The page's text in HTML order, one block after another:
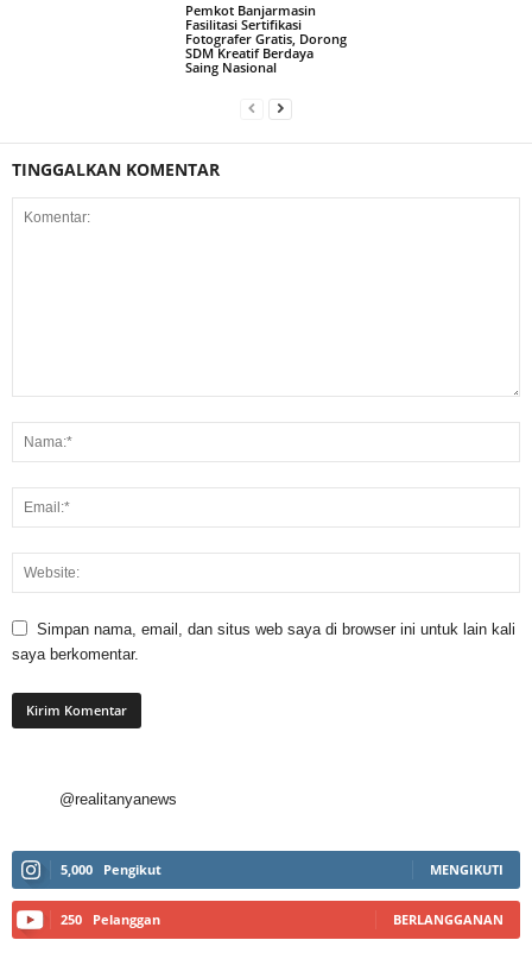
Pemkot Banjarmasin
Fasilitasi Sertifikasi
Fotografer Gratis, Dorong
SDM Kreatif Berdaya
Saing Nasional
TINGGALKAN KOMENTAR
Simpan nama, email, dan situs web saya di browser ini untuk lain kali
saya berkomentar.
@realitanyanews
5,000 Pengikut MENGIKUTI
250 Pelanggan BERLANGGANAN